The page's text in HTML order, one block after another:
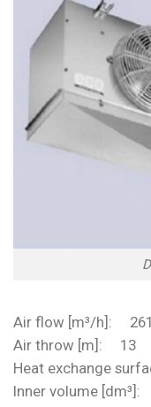
Air flow [m³/h]:
Air throw [m]: 13
Heat exchange
Inner volume